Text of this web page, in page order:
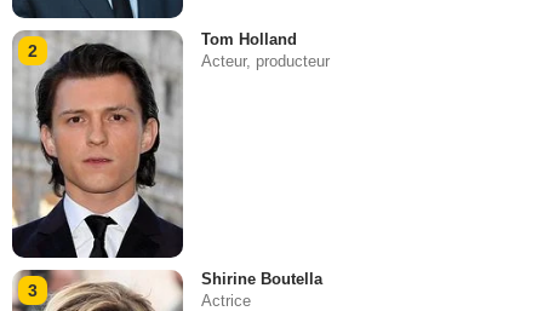
2
Tom Holland
Acteur, producteur
3
Shirine Boutella
Actrice